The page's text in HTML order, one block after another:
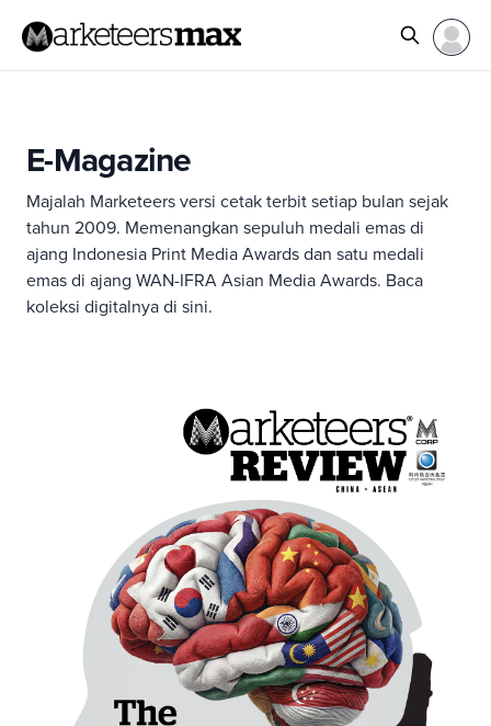
E-Magazine
Majalah Marketeers versi cetak terbit setiap bulan sejak
tahun 2009. Memenangkan sepuluh medali emas di
ajang Indonesia Print Media Awards dan satu medali
emas di ajang WAN-IFRA Asian Media Awards. Baca
koleksi digitalnya di sini.